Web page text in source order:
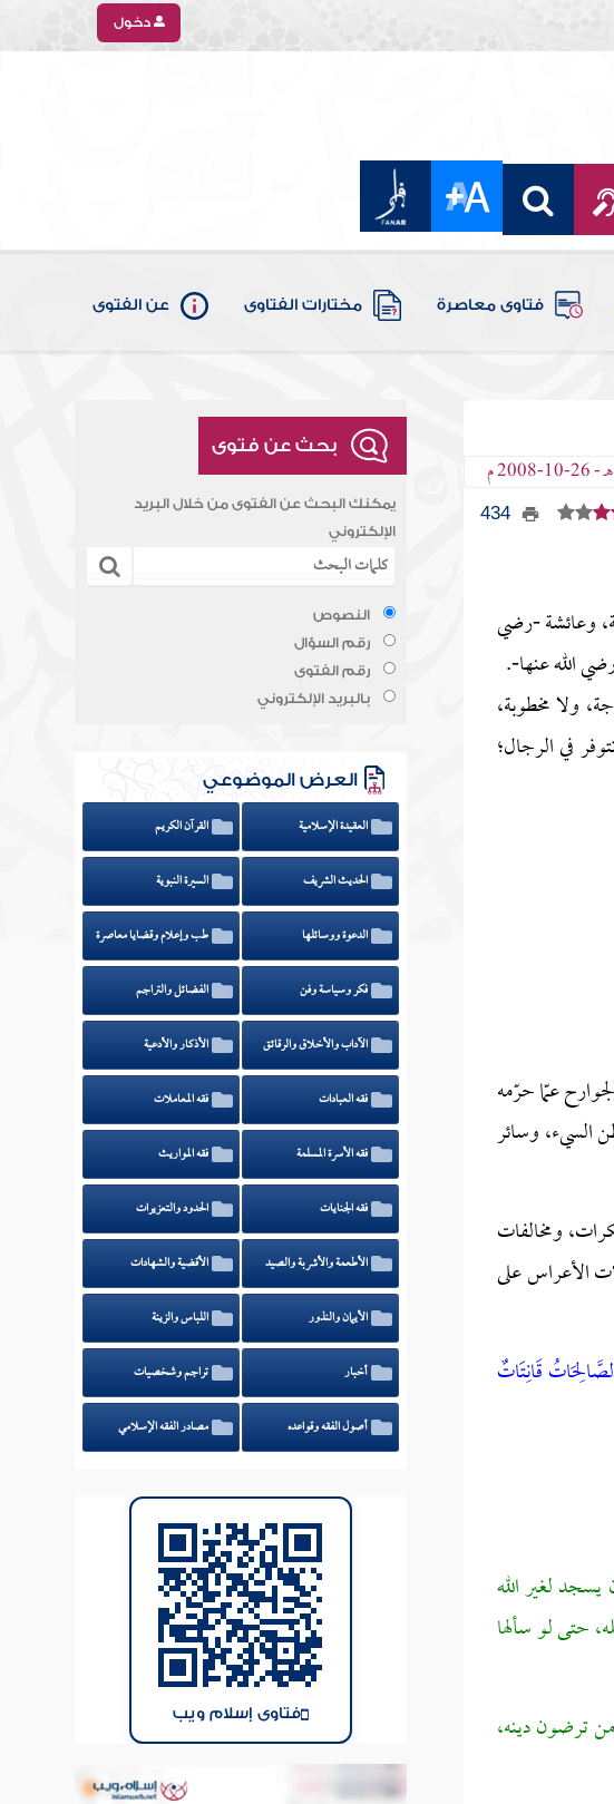
دخول
فتاوى معاصرة مختارات الفتاوى عن الفتوى
434
وعائشة -رضي
الله عنها-.
ولا مخطوبة،
في الرجال؛
عمّا حرّمه
السيء، وسائر
ومخالفات
الأعراس على
قَانِتَاتٌ
لغير الله
حتى لو سألها
ترضون دينه،
بحث عن فتوى
يمكنك البحث عن الفتوى من خلال البريد
الإلكتروني
النصوص
رقم السؤال
رقم الفتوى
بالبريد الإلكتروني
العرض الموضوعي
العقيدة الإسلامية القرآن الكريم
الحديث الشريف السيرة النبوية
الدعوة ووسائلها طب وإعلام وقضايا معاصرة
فكر وسياسة وفن الفضائل والتراجم
الآداب والأخلاق والرقائق الأذكار والأدعية
فقه العبادات فقه المعاملات
فقه الأسرة المسلمة فقه المواريث
فقه الجنايات الحدود والتعزيرات
الأطعمة والأشربة والصيد الأقضية والشهادات
الأيمان والنذور اللباس والزينة
أخبار تراجم وشخصيات
أصول الفقه وقواعده مصادر الفقه الإسلامي
فتاوى إسلام ويب